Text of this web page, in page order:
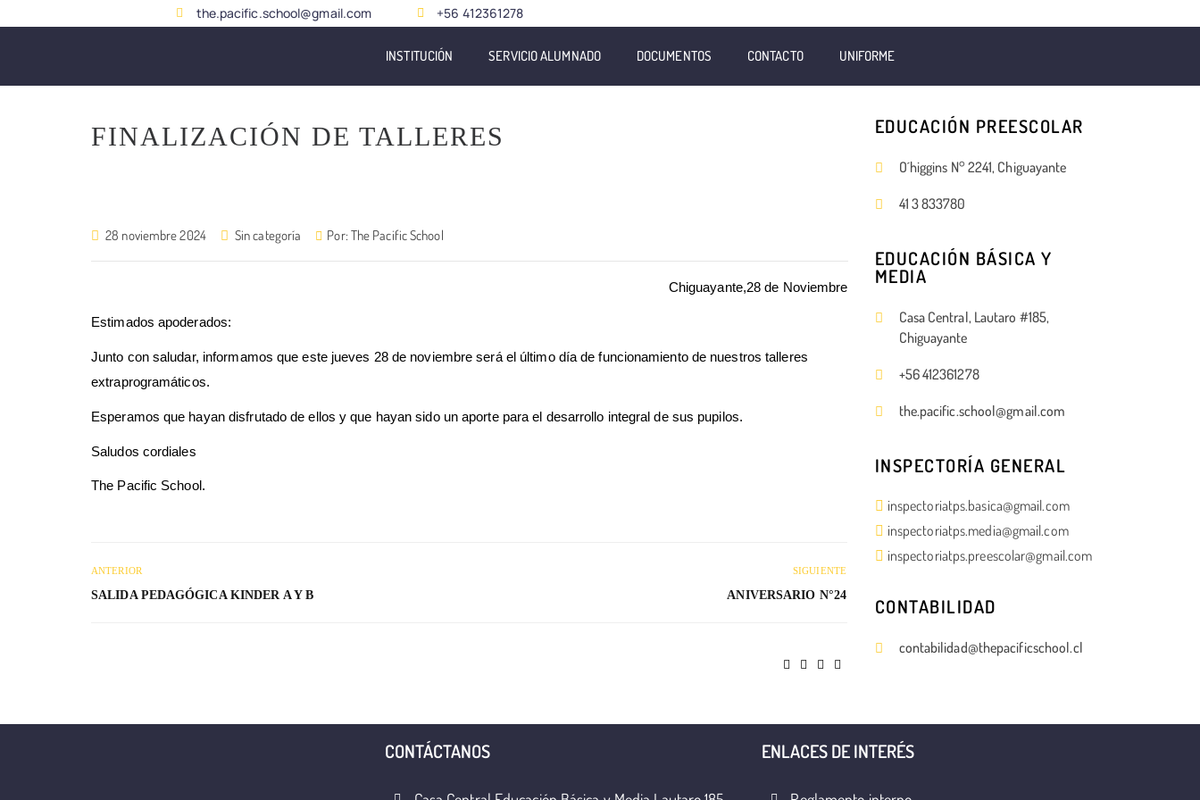
the.pacific.school@gmail.com +56 412361278
INSTITUCIÓN SERVICIO ALUMNADO DOCUMENTOS CONTACTO UNIFORME
FINALIZACIÓN DE TALLERES
28 noviembre 2024 Sin categoría Por: The Pacific School
Chiguayante,28 de Noviembre
Estimados apoderados:
Junto con saludar, informamos que este jueves 28 de noviembre será el último día de funcionamiento de nuestros talleres
extraprogramáticos.
Esperamos que hayan disfrutado de ellos y que hayan sido un aporte para el desarrollo integral de sus pupilos.
Saludos cordiales
The Pacific School.
ANTERIOR
SALIDA PEDAGÓGICA KINDER A Y B
SIGUIENTE
ANIVERSARIO N°24
EDUCACIÓN PREESCOLAR
O´higgins N° 2241, Chiguayante
41 3 833780
EDUCACIÓN BÁSICA Y
MEDIA
Casa Central, Lautaro #185,
Chiguayante
+56 412361278
the.pacific.school@gmail.com
INSPECTORÍA GENERAL
inspectoriatps.basica@gmail.com
inspectoriatps.media@gmail.com
inspectoriatps.preescolar@gmail.com
CONTABILIDAD
contabilidad@thepacificschool.cl
CONTÁCTANOS ENLACES DE INTERÉS